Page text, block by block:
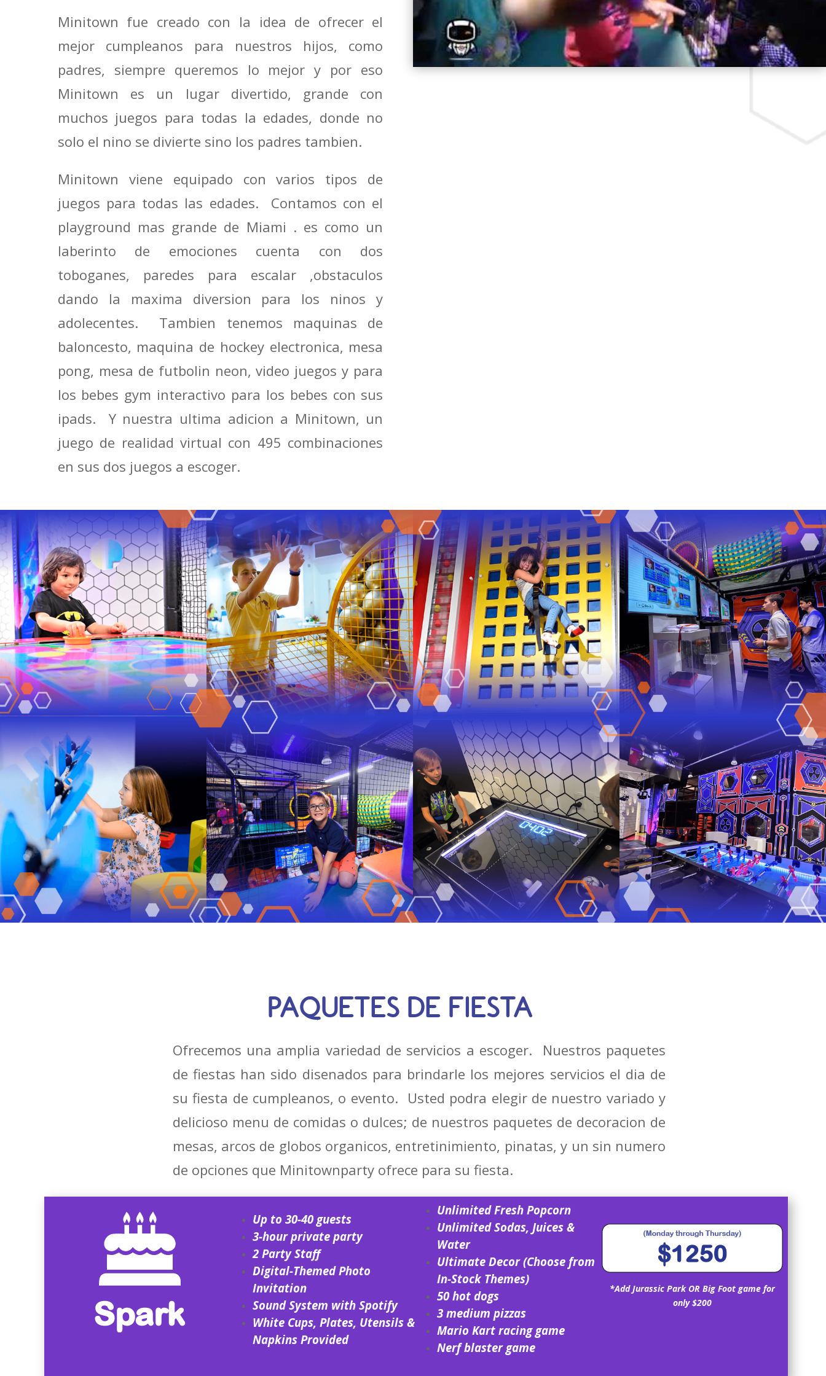
Minitown fue creado con la idea de ofrecer el
mejor cumpleanos para nuestros hijos, como
padres, siempre queremos lo mejor y por eso
Minitown es un lugar divertido, grande con
muchos juegos para todas la edades, donde no
solo el nino se divierte sino los padres tambien.
Minitown viene equipado con varios tipos de
juegos para todas las edades. Contamos con el
playground mas grande de Miami . es como un
laberinto de emociones cuenta con dos
toboganes, paredes para escalar ,obstaculos
dando la maxima diversion para los ninos y
adolecentes. Tambien tenemos maquinas de
baloncesto, maquina de hockey electronica, mesa
pong, mesa de futbolin neon, video juegos y para
los bebes gym interactivo para los bebes con sus
ipads. Y nuestra ultima adicion a Minitown, un
juego de realidad virtual con 495 combinaciones
en sus dos juegos a escoger.
PAQUETES DE FIESTA
Ofrecemos una amplia variedad de servicios a escoger. Nuestros paquetes
de fiestas han sido disenados para brindarle los mejores servicios el dia de
su fiesta de cumpleanos, o evento. Usted podra elegir de nuestro variado y
delicioso menu de comidas o dulces; de nuestros paquetes de decoracion de
mesas, arcos de globos organicos, entretinimiento, pinatas, y un sin numero
de opciones que Minitownparty ofrece para su fiesta.
Up to 30-40 guests
3-hour private party
2 Party Staff
Digital-Themed Photo
Invitation
Sound System with Spotify
White Cups, Plates, Utensils &
Napkins Provided
Unlimited Fresh Popcorn
Unlimited Sodas, Juices &
Water
Ultimate Decor(Choose from
In-Stock Themes)
50 hot dogs
3 medium pizzas
Mario Kart racing game
Nerf blaster game
*Add Jurassic Park OR Big Foot game for
only $200